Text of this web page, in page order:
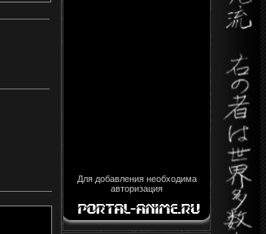
Для добавления необходима
авторизация